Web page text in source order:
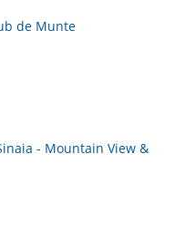
de Munte
- Mountain View &